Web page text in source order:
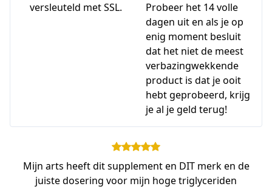
versleuteld met SSL.
Probeer het 14 volle
dagen uit en als je op
enig moment besluit
dat het niet de meest
verbazingwekkende
product is dat je ooit
hebt geprobeerd, krijg
je al je geld terug!
Mijn arts heeft dit supplement en DIT merk en de
juiste dosering voor mijn hoge triglyceriden